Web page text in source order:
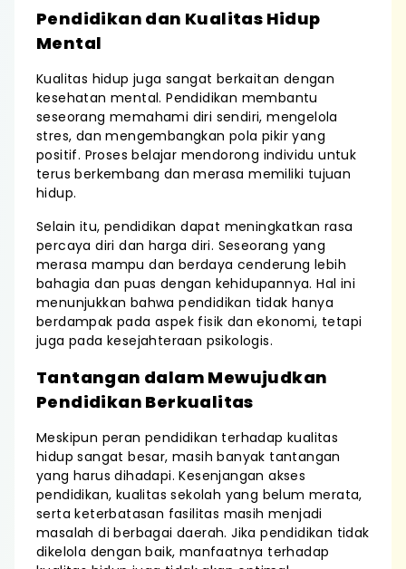
Pendidikan dan Kualitas Hidup
Mental
Kualitas hidup juga sangat berkaitan dengan
kesehatan mental. Pendidikan membantu
seseorang memahami diri sendiri, mengelola
stres, dan mengembangkan pola pikir yang
positif. Proses belajar mendorong individu untuk
terus berkembang dan merasa memiliki tujuan
hidup.
Selain itu, pendidikan dapat meningkatkan rasa
percaya diri dan harga diri. Seseorang yang
merasa mampu dan berdaya cenderung lebih
bahagia dan puas dengan kehidupannya. Hal ini
menunjukkan bahwa pendidikan tidak hanya
berdampak pada aspek fisik dan ekonomi, tetapi
juga pada kesejahteraan psikologis.
Tantangan dalam Mewujudkan
Pendidikan Berkualitas
Meskipun peran pendidikan terhadap kualitas
hidup sangat besar, masih banyak tantangan
yang harus dihadapi. Kesenjangan akses
pendidikan, kualitas sekolah yang belum merata,
serta keterbatasan fasilitas masih menjadi
masalah di berbagai daerah. Jika pendidikan tidak
dikelola dengan baik, manfaatnya terhadap